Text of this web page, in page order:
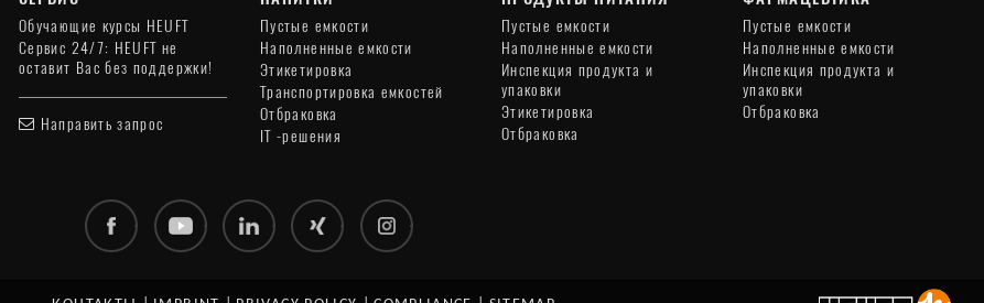
Обучающие курсы HEUFT
Сервис 24/7: HEUFT не
оставит Вас без поддержки!
Направить запрос
Пустые емкости
Наполненные емкости
Этикетировка
Транспортировка емкостей
Отбраковка
IT -решения
Пустые емкости
Наполненные емкости
Инспекция продукта и
упаковки
Этикетировка
Отбраковка
Пустые емкости
Наполненные емкости
Инспекция продукта и
упаковки
Отбраковка